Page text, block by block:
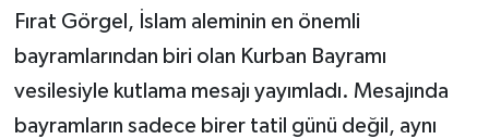
Fırat Görgel, İslam aleminin en önemli
bayramlarından biri olan Kurban Bayramı
vesilesiyle kutlama mesajı yayımladı. Mesajında
bayramların sadece birer tatil günü değil, aynı